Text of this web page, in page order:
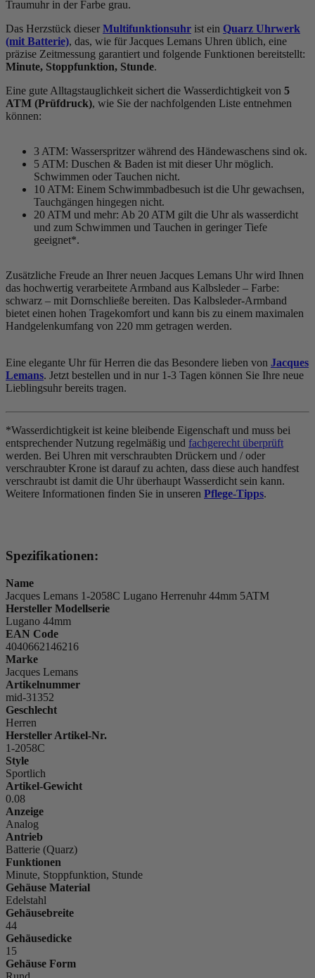
Traumuhr in der Farbe grau.
Das Herzstück dieser Multifunktionsuhr ist ein Quarz Uhrwerk
(mit Batterie), das, wie für Jacques Lemans Uhren üblich, eine
präzise Zeitmessung garantiert und folgende Funktionen bereitstellt:
Minute, Stoppfunktion, Stunde.
Eine gute Alltagstauglichkeit sichert die Wasserdichtigkeit von 5
ATM (Prüfdruck), wie Sie der nachfolgenden Liste entnehmen
können:
3 ATM: Wasserspritzer während des Händewaschens sind ok.
5 ATM: Duschen & Baden ist mit dieser Uhr möglich.
Schwimmen oder Tauchen nicht.
10 ATM: Einem Schwimmbadbesuch ist die Uhr gewachsen,
Tauchgängen hingegen nicht.
20 ATM und mehr: Ab 20 ATM gilt die Uhr als wasserdicht
und zum Schwimmen und Tauchen in geringer Tiefe
geeignet*.
Zusätzliche Freude an Ihrer neuen Jacques Lemans Uhr wird Ihnen
das hochwertig verarbeitete Armband aus Kalbsleder – Farbe:
schwarz – mit Dornschließe bereiten. Das Kalbsleder-Armband
bietet einen hohen Tragekomfort und kann bis zu einem maximalen
Handgelenkumfang von 220 mm getragen werden.
Eine elegante Uhr für Herren die das Besondere lieben von Jacques
Lemans. Jetzt bestellen und in nur 1-3 Tagen können Sie Ihre neue
Lieblingsuhr bereits tragen.
*Wasserdichtigkeit ist keine bleibende Eigenschaft und muss bei
entsprechender Nutzung regelmäßig und fachgerecht überprüft
werden. Bei Uhren mit verschraubten Drückern und / oder
verschraubter Krone ist darauf zu achten, dass diese auch handfest
verschraubt ist damit die Uhr überhaupt Wasserdicht sein kann.
Weitere Informationen finden Sie in unseren Pflege-Tipps.
Spezifikationen:
Name
Jacques Lemans 1-2058C Lugano Herrenuhr 44mm 5ATM
Hersteller Modellserie
Lugano 44mm
EAN Code
4040662146216
Marke
Jacques Lemans
Artikelnummer
mid-31352
Geschlecht
Herren
Hersteller Artikel-Nr.
1-2058C
Style
Sportlich
Artikel-Gewicht
0.08
Anzeige
Analog
Antrieb
Batterie (Quarz)
Funktionen
Minute, Stoppfunktion, Stunde
Gehäuse Material
Edelstahl
Gehäusebreite
44
Gehäusedicke
15
Gehäuse Form